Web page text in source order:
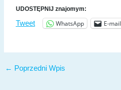
UDOSTĘPNIJ znajomym:
Tweet WhatsApp E-mail
← Poprzedni Wpis